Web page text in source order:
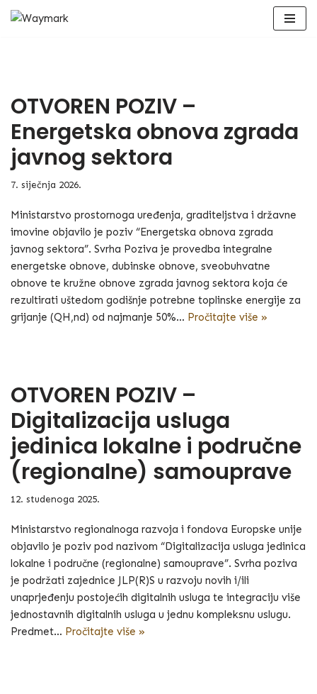
OTVOREN POZIV –
Energetska obnova zgrada
javnog sektora
7. siječnja 2026.
Ministarstvo prostornoga uređenja, graditeljstva i državne
imovine objavilo je poziv “Energetska obnova zgrada
javnog sektora”. Svrha Poziva je provedba integralne
energetske obnove, dubinske obnove, sveobuhvatne
obnove te kružne obnove zgrada javnog sektora koja će
rezultirati uštedom godišnje potrebne toplinske energije za
grijanje (QH,nd) od najmanje 50%… Pročitajte više »
OTVOREN POZIV –
Digitalizacija usluga
jedinica lokalne i područne
(regionalne) samouprave
12. studenoga 2025.
Ministarstvo regionalnoga razvoja i fondova Europske unije
objavilo je poziv pod nazivom “Digitalizacija usluga jedinica
lokalne i područne (regionalne) samouprave”. Svrha poziva
je podržati zajednice JLP(R)S u razvoju novih i/ili
unaprjeđenju postojećih digitalnih usluga te integraciju više
jednostavnih digitalnih usluga u jednu kompleksnu uslugu.
Predmet… Pročitajte više »